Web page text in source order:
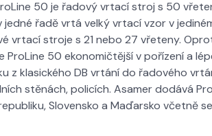
50 je řadový vrtací stroj s 50
řadě vrtá velký vrtací vzor v
vrtací stroje s 21 nebo 27 vřeteny.
ProLine 50 ekonomičtější v pořízení a
z klasického DB vrtání do řadového
stěnách, policích. Asamer dodává
Slovensko a Maďarsko včetně